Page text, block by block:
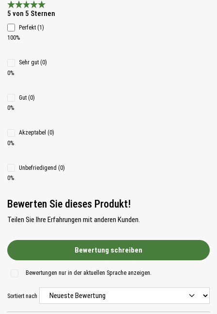
Durchschnittliche Bewertung 5 von 5 Sternen
5 von 5 Sternen
Perfekt (1)
100%
Sehr gut (0)
0%
Gut (0)
0%
Akzeptabel (0)
0%
Unbefriedigend (0)
0%
Bewerten Sie dieses Produkt!
Teilen Sie Ihre Erfahrungen mit anderen Kunden.
Bewertung schreiben
Bewertungen nur in der aktuellen Sprache anzeigen.
Sortiert nach